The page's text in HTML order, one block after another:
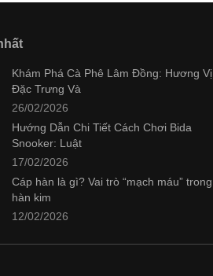
Khám Phá Cà Phê Lâm Đồng: Hương Vị
Đặc Trưng Và
26/02/2026
Hướng Dẫn Chi Tiết Cách Chơi Bida
Snooker: Luật
17/02/2026
Cáp hàn là gì? Vai trò “mạch máu” trong
hàn kim
12/02/2026